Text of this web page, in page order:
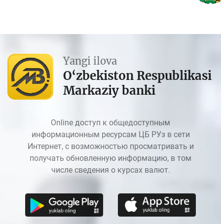
Yangi ilova
O‘zbekiston Respublikasi
Markaziy banki
Online доступ к общедоступным
информационным ресурсам ЦБ РУз в сети
Интернет, с возможностью просматривать и
получать обновленную информацию, в том
числе сведения о курсах валют.